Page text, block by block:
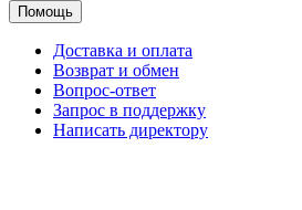
Помощь
Доставка и оплата
Возврат и обмен
Вопрос-ответ
Запрос в поддержку
Написать директору